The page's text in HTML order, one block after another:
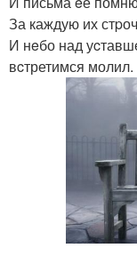
За каждую их
И нeбо над
вcтретимся молил.